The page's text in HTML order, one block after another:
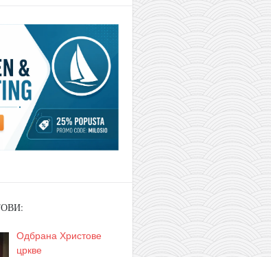
Одбрана Христове
цркве